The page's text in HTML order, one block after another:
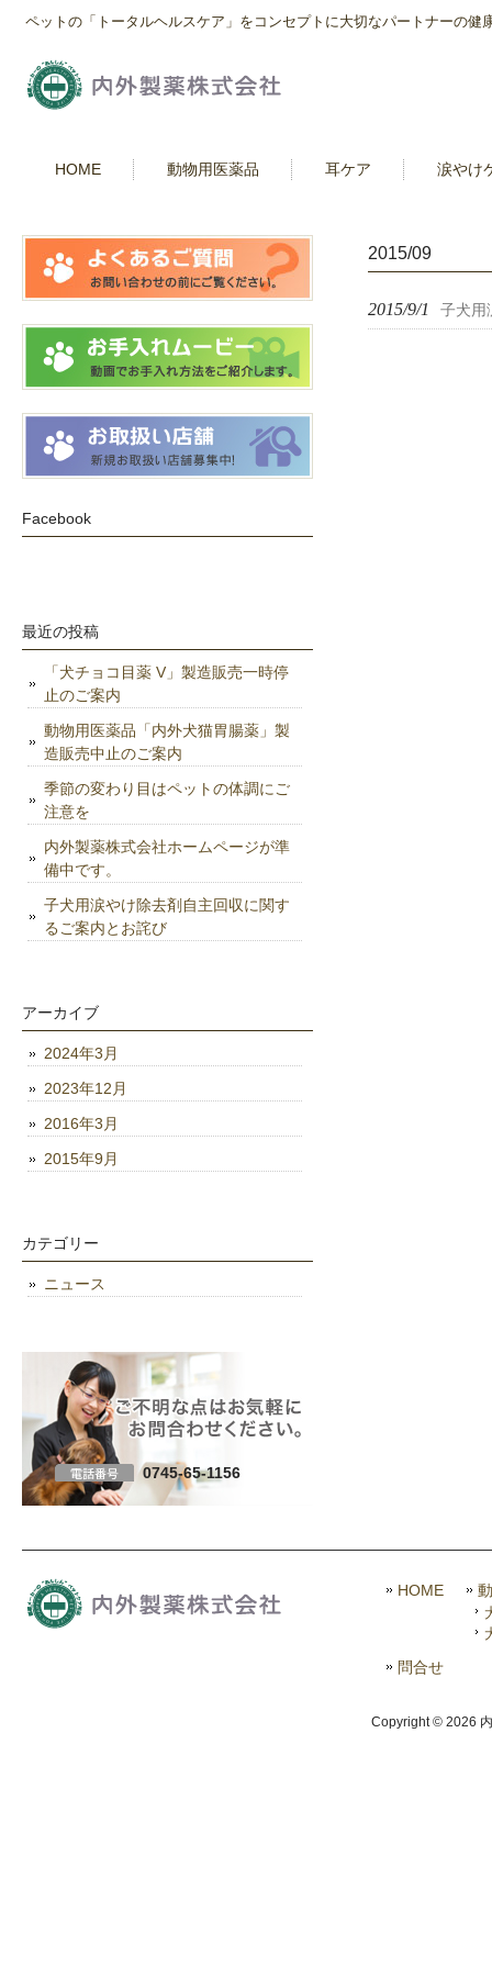
ペットの「トータルヘルスケア」をコンセプトに大切なパートナーの健
HOME 動物用医薬品 耳ケア 涙やけ
2015/09
2015/9/1 子犬用
Facebook
最近の投稿
「犬チョコ目薬 V」製造販売一時停
止のご案内
動物用医薬品「内外犬猫胃腸薬」製
造販売中止のご案内
季節の変わり目はペットの体調にご
注意を
内外製薬株式会社ホームページが準
備中です。
子犬用涙やけ除去剤自主回収に関す
るご案内とお詫び
アーカイブ
2024年3月
2023年12月
2016年3月
2015年9月
カテゴリー
ニュース
0745-65-1156
HOME
問合せ
Copyright © 2026